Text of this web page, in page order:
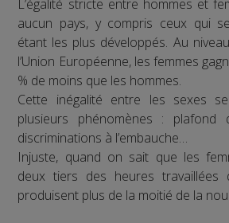
L’égalité stricte entre hommes et
aucun pays, y compris ceux qui
étant les plus développés. Au
l’Union Européenne, les femmes
% de moins que les hommes.
Cette inégalité entre les sexes
plusieurs phénomènes : plafond
discriminations à l’embauche…
Injuste, quand on sait que les
deux tiers des heures
produisent plus de la moitié de la